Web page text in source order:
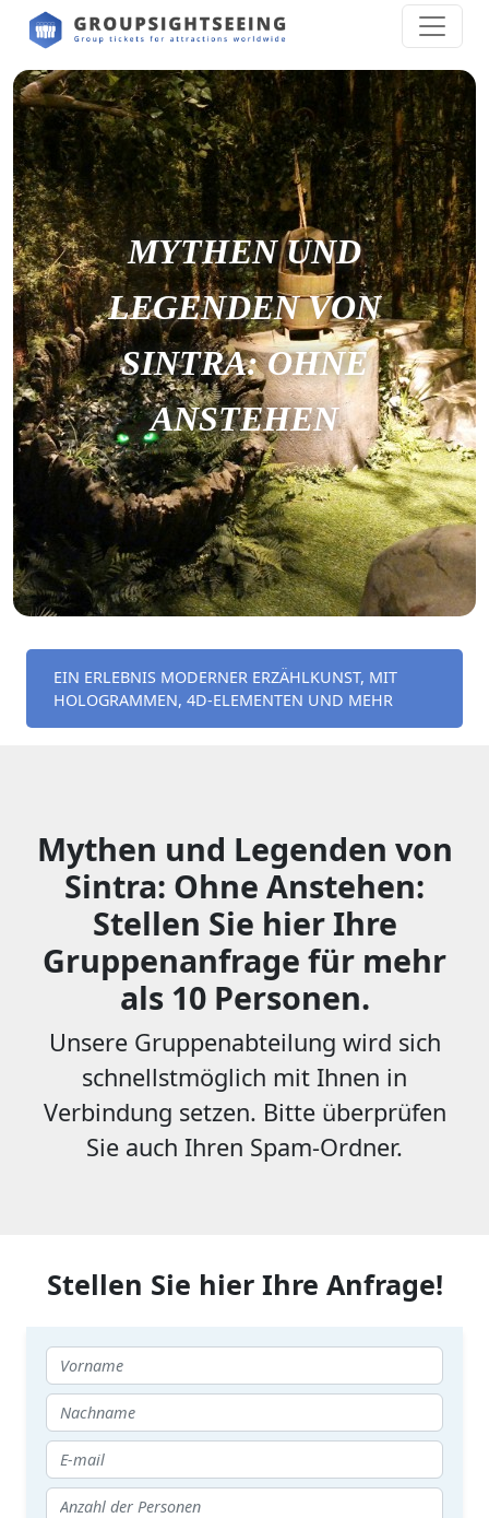
MYTHEN UND
LEGENDEN VON
SINTRA: OHNE
ANSTEHEN
EIN ERLEBNIS MODERNER ERZÄHLKUNST, MIT
HOLOGRAMMEN, 4D-ELEMENTEN UND MEHR
Mythen und Legenden von
Sintra: Ohne Anstehen:
Stellen Sie hier Ihre
Gruppenanfrage für mehr
als 10 Personen.
Unsere Gruppenabteilung wird sich
schnellstmöglich mit Ihnen in
Verbindung setzen. Bitte überprüfen
Sie auch Ihren Spam-Ordner.
Stellen Sie hier Ihre Anfrage!